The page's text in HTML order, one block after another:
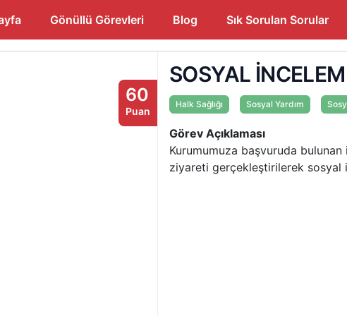
Gönüllü Görevleri Blog Sık Sorulan Sorular
60
Puan
SOSYAL
Halk Sağlığı Sosyal Yardım
Görev Açıklaması
Kurumumuza başvuruda
ziyareti gerçekleştirilerek sosyal